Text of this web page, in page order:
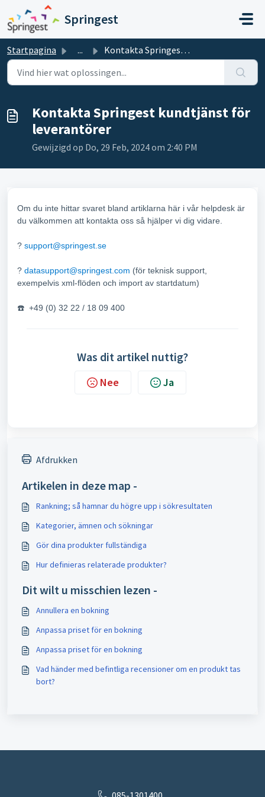
Doorgaan naar hoofdinhoud
Springest
Startpagina ... Kontakta Springest kundtjänst för leverantörer
Kontakta Springest kundtjänst för
leverantörer
Gewijzigd op Do, 29 Feb, 2024 om 2:40 PM
Om du inte hittar svaret bland artiklarna här i vår helpdesk är
du välkommen att kontakta oss så hjälper vi dig vidare.
? support@springest.se
? datasupport@springest.com (för teknisk support,
exempelvis xml-flöden och import av startdatum)
☎️ +49 (0) 32 22 / 18 09 400
Was dit artikel nuttig?
Nee Ja
Afdrukken
Artikelen in deze map -
Rankning; så hamnar du högre upp i sökresultaten
Kategorier, ämnen och sökningar
Gör dina produkter fullständiga
Hur definieras relaterade produkter?
Dit wilt u misschien lezen -
Annullera en bokning
Anpassa priset för en bokning
Anpassa priset för en bokning
Vad händer med befintliga recensioner om en produkt tas
bort?